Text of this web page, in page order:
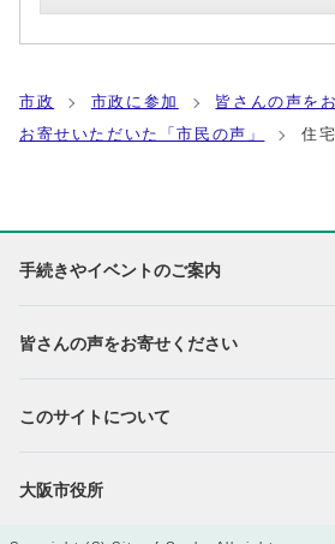
市政 市政に参加
皆さんの声を
お寄せいただいた「市民の声」
住宅
手続きやイベントのご案内
皆さんの声をお寄せください
このサイトについて
大阪市役所